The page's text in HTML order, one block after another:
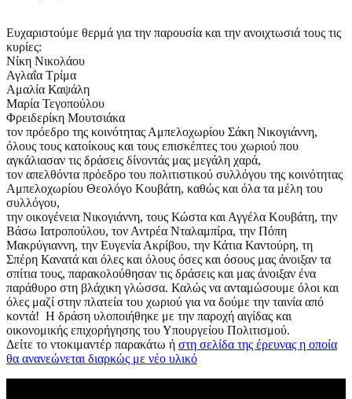
Ευχαριστούμε θερμά για την παρουσία και την ανοιχτωσιά τους τις
κυρίες:
Νίκη Νικολάου
Αγλαΐα Τρίμα
Αμαλία Καψάλη
Μαρία Τεγοπούλου
Φρειδερίκη Μουτσιάκα
τον πρόεδρο της κοινότητας Αμπελοχωρίου Σάκη Νικογιάννη,
όλους τους κατοίκους και τους επισκέπτες του χωριού που
αγκάλιασαν τις δράσεις δίνοντάς μας μεγάλη χαρά,
τον απελθόντα πρόεδρο του πολιτιστικού συλλόγου της κοινότητας
Αμπελοχωρίου Θεολόγο Κουβάτη, καθώς και όλα τα μέλη του
συλλόγου,
την οικογένεια Νικογιάννη, τους Κώστα και Αγγέλα Κουβάτη, την
Βάσω Ιατροπούλου, τον Αντρέα Νταλαμπίρα, την Πόπη
Μακρύγιαννη, την Ευγενία Ακρίβου, την Κάτια Καντούρη, τη
Σπέρη Κανατά και όλες και όλους όσες και όσους μας άνοιξαν τα
σπίτια τους, παρακολούθησαν τις δράσεις και μας άνοιξαν ένα
παράθυρο στη βλάχικη γλώσσα. Καλώς να ανταμώσουμε όλοι και
όλες μαζί στην πλατεία του χωριού για να δούμε την ταινία από
κοντά! Η δράση υλοποιήθηκε με την παροχή αιγίδας και
οικονομικής επιχορήγησης του Υπουργείου Πολιτισμού.
Δείτε το ντοκιμαντέρ παρακάτω ή στη σελίδα της έρευνας η οποία
θα ανανεώνεται διαρκώς με νέο υλικό